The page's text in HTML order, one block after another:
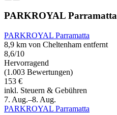
PARKROYAL Parramatta
PARKROYAL Parramatta
8,9 km von Cheltenham entfernt
8,6/10
Hervorragend
(1.003 Bewertungen)
153 €
inkl. Steuern & Gebühren
7. Aug.–8. Aug.
PARKROYAL Parramatta